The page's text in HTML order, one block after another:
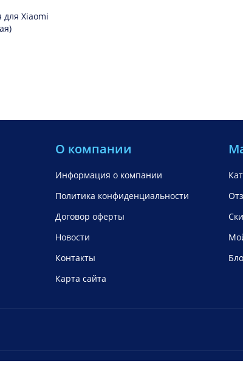
для Xiaomi
О компании
Информация о компании
Политика конфиденциальности
Договор оферты
Новости
Контакты
Карта сайта